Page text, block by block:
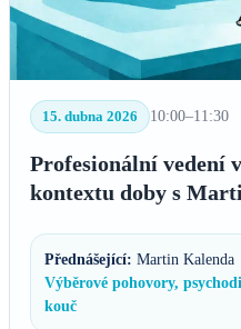
15. dubna 2026 10:00–11:30
Profesionální vedení
kontextu doby s
Přednášející: Martin Kalenda
Výběrové pohovory,
kouč